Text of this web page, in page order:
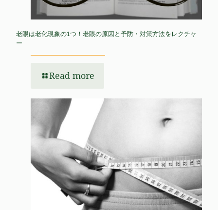
老眼は老化現象の1つ！老眼の原因と予防・対策方法をレクチャ
ー
Read more